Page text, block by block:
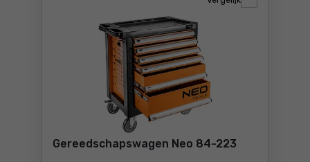
Gereedschapswagen Neo 84-223